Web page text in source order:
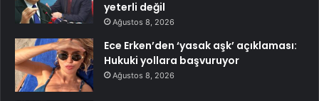
yeterli değil
Ağustos 8, 2026
Ece Erken’den ‘yasak aşk’ açıklaması:
Hukuki yollara başvuruyor
Ağustos 8, 2026